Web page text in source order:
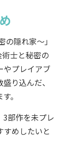
隠れ家～」
士と秘密の
やプレイアブ
り込んだ、
。
部作を未プレ
めしたいと